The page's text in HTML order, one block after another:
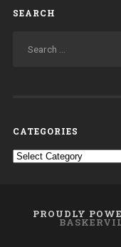
SEARCH
CATEGORIES
Categories
PROUDLY